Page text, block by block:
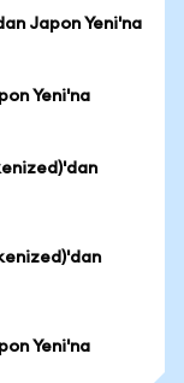
Japon Yeni'na
Yeni'na
Yeni'na